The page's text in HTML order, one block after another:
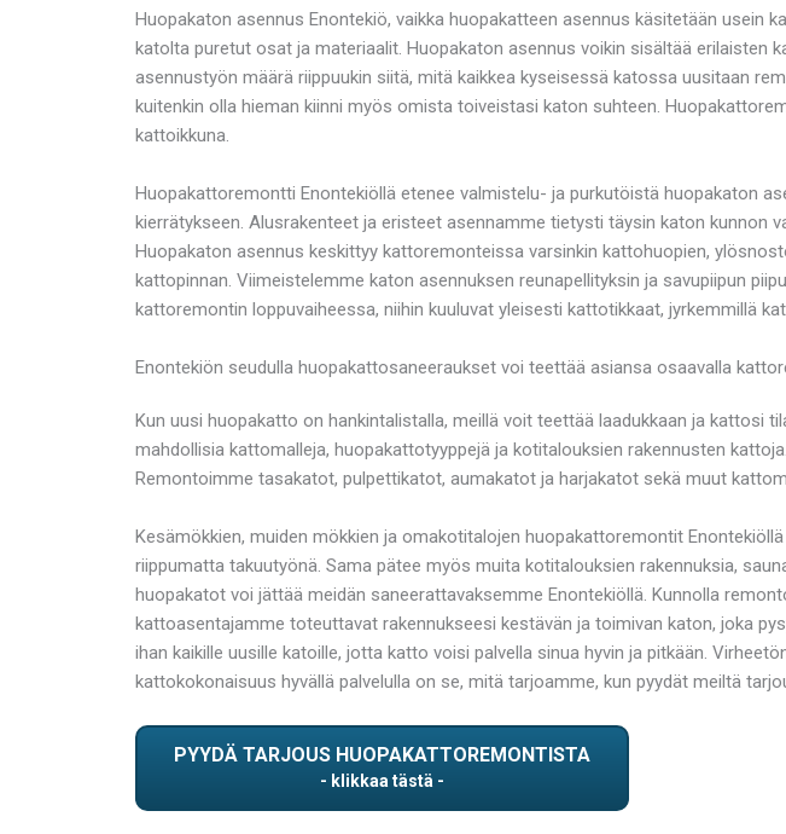
Huopakaton asennus Enontekiö, vaikka huopakatteen asennus käsitetään usein
katolta puretut osat ja materiaalit. Huopakaton asennus voikin sisältää erilaisten
asennustyön määrä riippuukin siitä, mitä kaikkea kyseisessä katossa uusitaan
kuitenkin olla hieman kiinni myös omista toiveistasi katon suhteen.
kattoikkuna.
Huopakattoremontti Enontekiöllä etenee valmistelu- ja purkutöistä huopakaton
kierrätykseen. Alusrakenteet ja eristeet asennamme tietysti täysin katon kunnon
Huopakaton asennus keskittyy kattoremonteissa varsinkin kattohuopien,
kattopinnan. Viimeistelemme katon asennuksen reunapellityksin ja savupiipun
kattoremontin loppuvaiheessa, niihin kuuluvat yleisesti kattotikkaat, jyrkemmillä
Enontekiön seudulla huopakattosaneeraukset voi teettää asiansa osaavalla
Kun uusi huopakatto on hankintalistalla, meillä voit teettää laadukkaan ja kattosi
mahdollisia kattomalleja, huopakattotyyppejä ja kotitalouksien rakennusten
Remontoimme tasakatot, pulpettikatot, aumakatot ja harjakatot sekä muut
Kesämökkien, muiden mökkien ja omakotitalojen huopakattoremontit
riippumatta takuutyönä. Sama pätee myös muita kotitalouksien rakennuksia,
huopakatot voi jättää meidän saneerattavaksemme Enontekiöllä. Kunnolla
kattoasentajamme toteuttavat rakennukseesi kestävän ja toimivan katon, joka
ihan kaikille uusille katoille, jotta katto voisi palvella sinua hyvin ja pitkään.
kattokokonaisuus hyvällä palvelulla on se, mitä tarjoamme, kun pyydät meiltä
PYYDÄ TARJOUS HUOPAKATTOREMONTISTA